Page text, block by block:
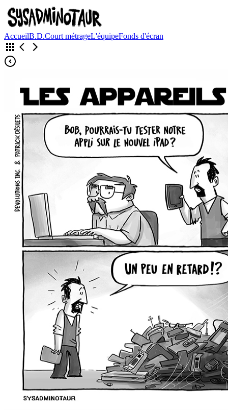
AccueilB.D.Court métrageL'équipeFonds d'écran